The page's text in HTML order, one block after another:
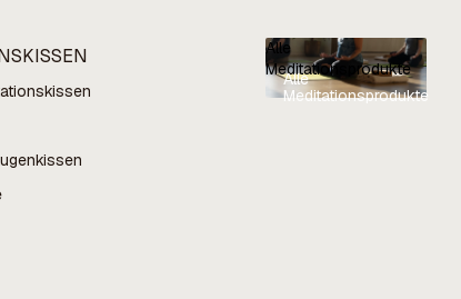
Alle
Meditationsprodukte
Alle
Meditationsprodukte